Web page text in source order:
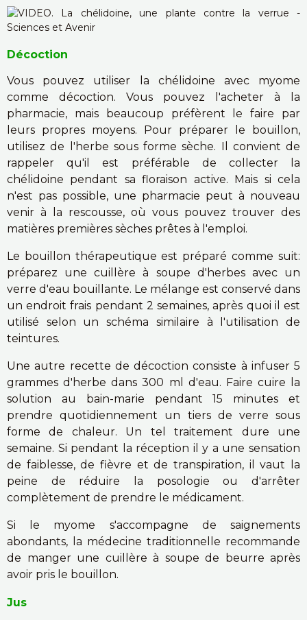
Décoction
Vous pouvez utiliser la chélidoine avec myome
comme décoction. Vous pouvez l'acheter à la
pharmacie, mais beaucoup préfèrent le faire par
leurs propres moyens. Pour préparer le bouillon,
utilisez de l'herbe sous forme sèche. Il convient de
rappeler qu'il est préférable de collecter la
chélidoine pendant sa floraison active. Mais si cela
n'est pas possible, une pharmacie peut à nouveau
venir à la rescousse, où vous pouvez trouver des
matières premières sèches prêtes à l'emploi.
Le bouillon thérapeutique est préparé comme suit:
préparez une cuillère à soupe d'herbes avec un
verre d'eau bouillante. Le mélange est conservé dans
un endroit frais pendant 2 semaines, après quoi il est
utilisé selon un schéma similaire à l'utilisation de
teintures.
Une autre recette de décoction consiste à infuser 5
grammes d'herbe dans 300 ml d'eau. Faire cuire la
solution au bain-marie pendant 15 minutes et
prendre quotidiennement un tiers de verre sous
forme de chaleur. Un tel traitement dure une
semaine. Si pendant la réception il y a une sensation
de faiblesse, de fièvre et de transpiration, il vaut la
peine de réduire la posologie ou d'arrêter
complètement de prendre le médicament.
Si le myome s'accompagne de saignements
abondants, la médecine traditionnelle recommande
de manger une cuillère à soupe de beurre après
avoir pris le bouillon.
Jus